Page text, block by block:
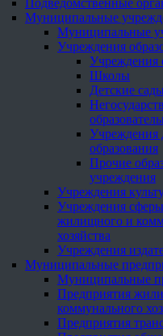
Подведомственные
Муниципальные
Муниципальные
Учреждения
Учреждения
Школы
Детские
Учреждения
образования
Прочие
учреждения
Учреждения
Учреждения сферы
жилищного и
хозяйства
Учреждения
Муниципальные
Муниципальные
Предприятия
коммунального
Предприятия